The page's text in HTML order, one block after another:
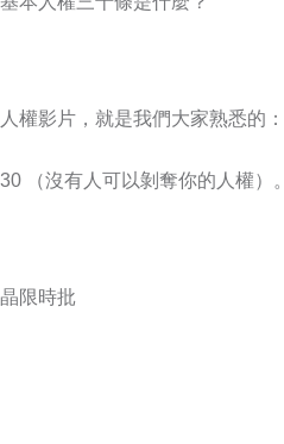
權影片，就是我們大家熟悉的：
（沒有人可以剝奪你的人權）。
限時批